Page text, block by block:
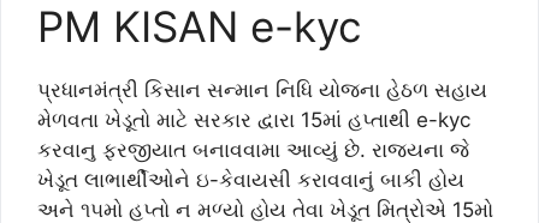
PM KISAN e-kyc
પ્રધાનમંત્રી કિસાન સન્માન નિધિ યોજના હેઠળ સહાય
મેળવતા ખેડૂતો માટે સરકાર દ્વારા 15માં હપ્તાથી e-kyc
કરવાનુ ફરજીયાત બનાવવામા આવ્યું છે. રાજ્યના જે
ખેડૂત લાભાર્થીઓને ઇ-કેવાયસી કરાવવાનું બાકી હોય
અને ૧૫મો હપ્તો ન મળ્યો હોય તેવા ખેડૂત મિત્રોએ 15મો